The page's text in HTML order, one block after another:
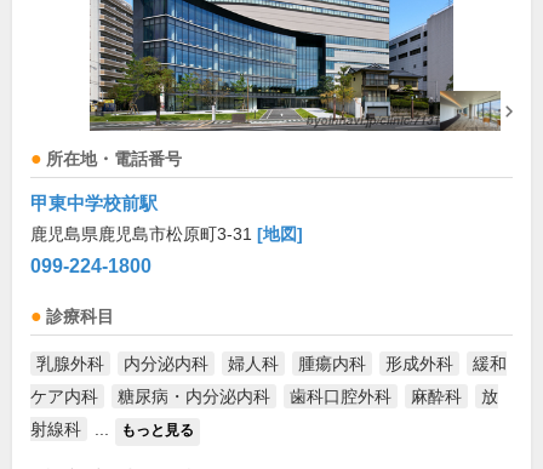
所在地・電話番号
甲東中学校前駅
鹿児島県鹿児島市松原町3-31 [地図]
099-224-1800
診療科目
乳腺外科 内分泌内科 婦人科 腫瘍内科 形成外科
緩和
ケア内科
糖尿病・内分泌内科 歯科口腔外科 麻酔科
放
射線科
もっと見る